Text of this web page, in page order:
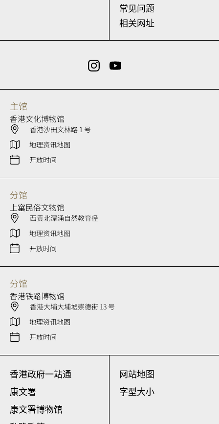
常见问题
相关网址
主馆
香港文化博物馆
香港沙田文林路 1 号
地理资讯地图
开放时间
分馆
上窰民俗文物馆
西贡北潭涌自然教育径
地理资讯地图
开放时间
分馆
香港铁路博物馆
香港大埔大埔墟崇德街 13 号
地理资讯地图
开放时间
香港政府一站通
康文署
康文署博物馆
网站地图
字型大小